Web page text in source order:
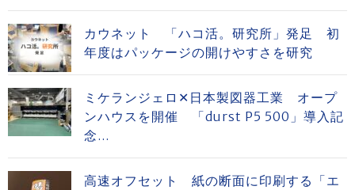
カウネット 「ハコ活。研究所」発足 初
年度はパッケージの開けやすさを研究
ミケランジェロ✕日本製図器工業 オープ
ンハウスを開催 「durst P5 500」導入記
念...
高速オフセット 紙の断面に印刷する「エ